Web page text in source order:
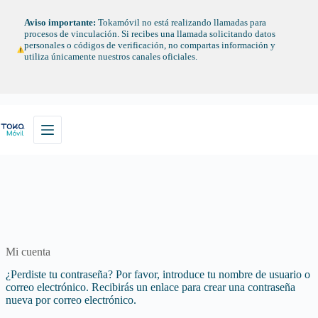
contenido
Aviso importante: Tokamóvil no está realizando llamadas para
procesos de vinculación. Si recibes una llamada solicitando datos
personales o códigos de verificación, no compartas información y
utiliza únicamente nuestros canales oficiales.
Mi cuenta
¿Perdiste tu contraseña? Por favor, introduce tu nombre de usuario o
correo electrónico. Recibirás un enlace para crear una contraseña
nueva por correo electrónico.